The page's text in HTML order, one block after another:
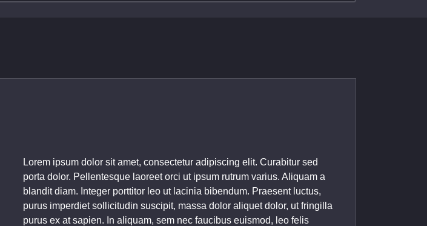
Lorem ipsum dolor sit amet, consectetur adipiscing elit. Curabitur sed
porta dolor. Pellentesque laoreet orci ut ipsum rutrum varius. Aliquam a
blandit diam. Integer porttitor leo ut lacinia bibendum. Praesent luctus,
purus imperdiet sollicitudin suscipit, massa dolor aliquet dolor, ut fringilla
purus ex at sapien. In aliquam, sem nec faucibus euismod, leo felis